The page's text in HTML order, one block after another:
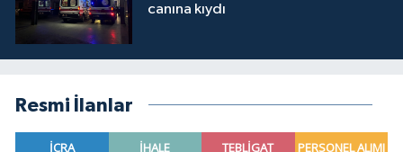
canına kıydı
Resmi İlanlar